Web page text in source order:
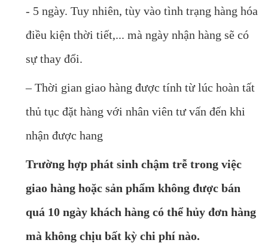
- 5 ngày. Tuy nhiên, tùy vào tình trạng hàng hóa
điều kiện thời tiết,... mà ngày nhận hàng sẽ có
sự thay đổi.
– Thời gian giao hàng được tính từ lúc hoàn tất
thủ tục đặt hàng với nhân viên tư vấn đến khi
nhận được hang
Trường hợp phát sinh chậm trễ trong việc
giao hàng hoặc sản phẩm không được bán
quá 10 ngày khách hàng có thể hủy đơn hàng
mà không chịu bất kỳ chi phí nào.